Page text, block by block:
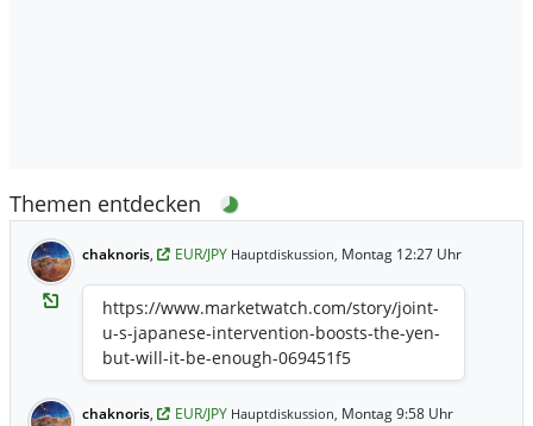
Themen entdecken
chaknoris, EUR/JPY Hauptdiskussion, Montag 12:27 Uhr
https://www.marketwatch.com/story/joint-
u-s-japanese-intervention-boosts-the-yen-
but-will-it-be-enough-069451f5
chaknoris, EUR/JPY Hauptdiskussion, Montag 9:58 Uhr